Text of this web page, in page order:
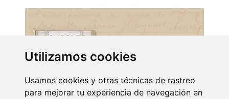
Utilizamos cookies
Usamos cookies y otras técnicas de rastreo
para mejorar tu experiencia de navegación en